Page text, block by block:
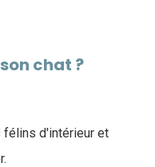
chat ?
félins d'intérieur et